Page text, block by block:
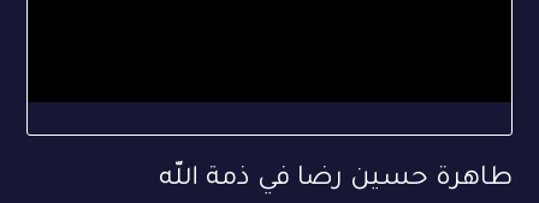
طاهرة حسين رضا في ذمة الله